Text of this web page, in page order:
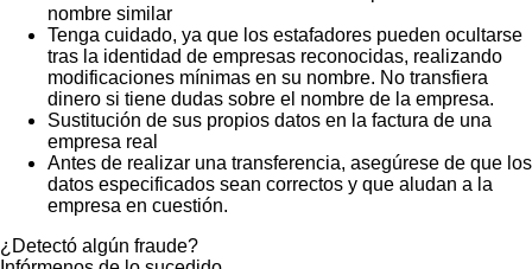
nombre similar
Tenga cuidado, ya que los estafadores pueden ocultarse
tras la identidad de empresas reconocidas, realizando
modificaciones mínimas en su nombre. No transfiera
dinero si tiene dudas sobre el nombre de la empresa.
Sustitución de sus propios datos en la factura de una
empresa real
Antes de realizar una transferencia, asegúrese de que los
datos especificados sean correctos y que aludan a la
empresa en cuestión.
¿Detectó algún fraude?